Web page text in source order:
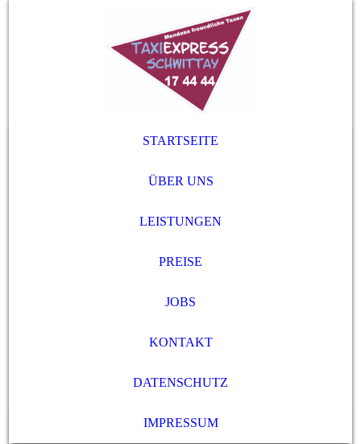
STARTSEITE
ÜBER UNS
LEISTUNGEN
PREISE
JOBS
KONTAKT
DATENSCHUTZ
IMPRESSUM